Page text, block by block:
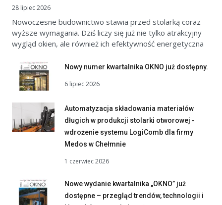
28 lipiec 2026
Nowoczesne budownictwo stawia przed stolarką coraz
wyższe wymagania. Dziś liczy się już nie tylko atrakcyjny
wygląd okien, ale również ich efektywność energetyczna
Nowy numer kwartalnika OKNO już dostępny.
6 lipiec 2026
Automatyzacja składowania materiałów
długich w produkcji stolarki otworowej -
wdrożenie systemu LogiComb dla firmy
Medos w Chełmnie
1 czerwiec 2026
Nowe wydanie kwartalnika „OKNO” już
dostępne – przegląd trendów, technologii i